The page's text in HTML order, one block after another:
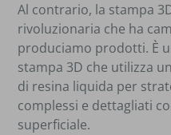
Al contrario, la stampa
rivoluzionaria che ha
produciamo prodotti. È
stampa 3D che utilizza
di resina liquida per
complessi e dettagliati
superficiale.